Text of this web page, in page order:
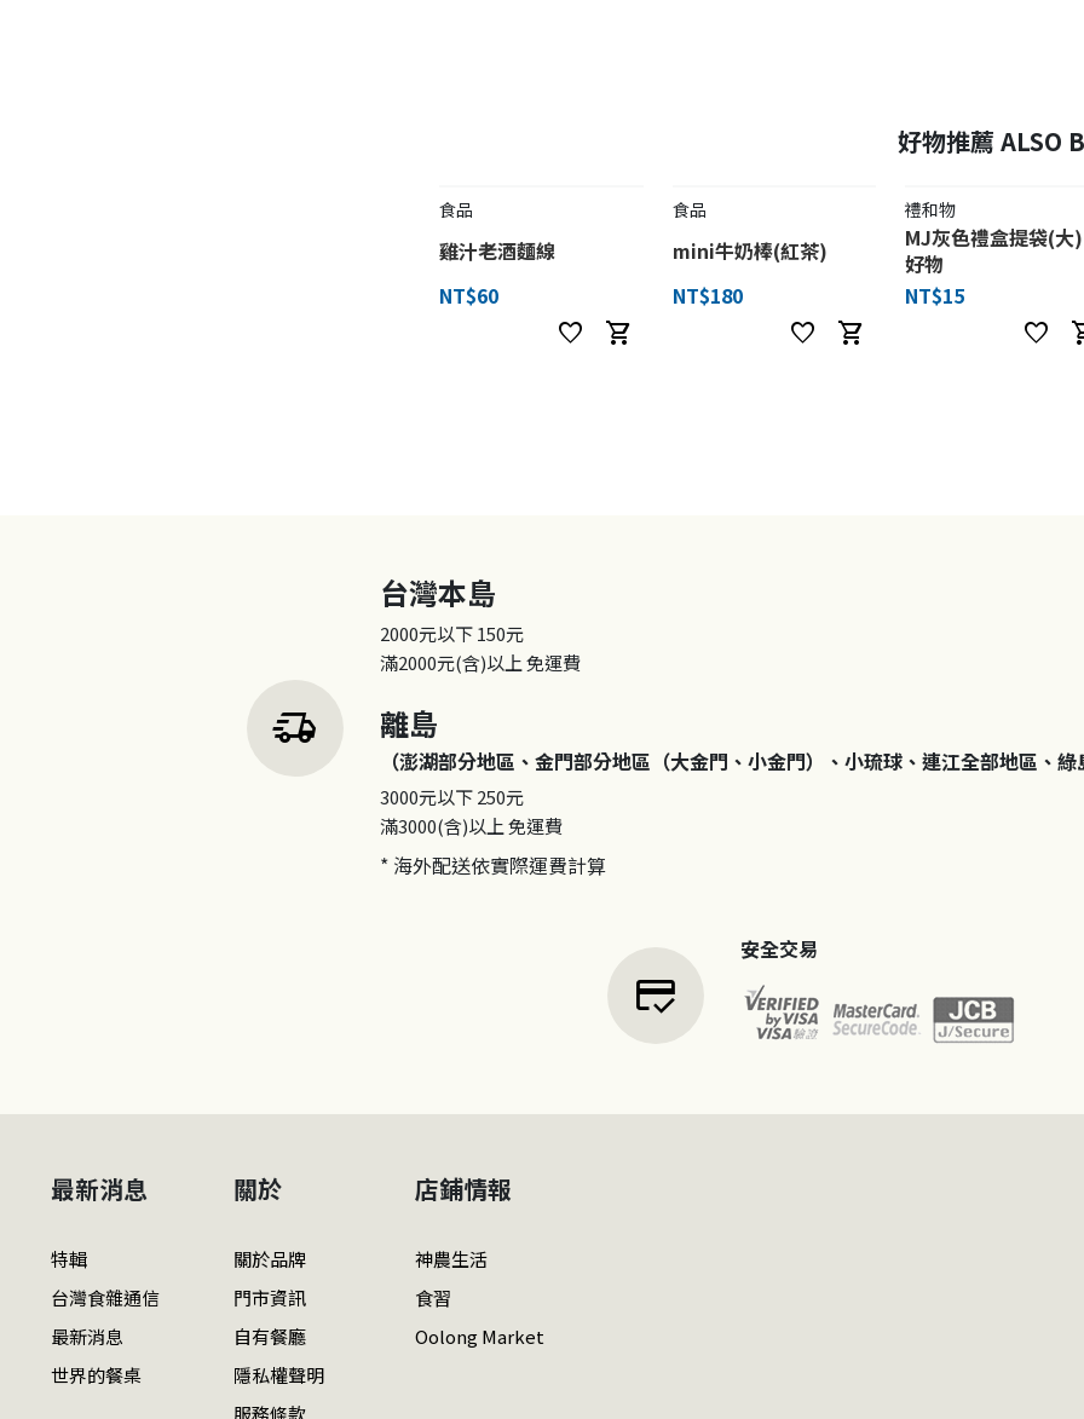
好物推薦 ALSO
食品
雞汁老酒麵線
NT$60
favorite shopping_cart
食品
mini牛奶棒(紅茶)
NT$180
favorite shopping_cart
禮和物
MJ灰色禮盒提袋(大
好物
NT$15
favorite
delivery_truck_speed
台灣本島
2000元以下150元
滿2000元(含)以上免運費
離島
（澎湖部分地區、金門部分地區（大金門、小金門）、小琉球、連江全部地區、綠
3000元以下250元
滿3000(含)以上免運費
* 海外配送依實際運費計算
credit_score
安全交易
最新消息
特輯
台灣食雜通信
最新消息
世界的餐桌
關於
關於品牌
門市資訊
自有餐廳
隱私權聲明
服務條款
店鋪情報
神農生活
食習
Oolong Market